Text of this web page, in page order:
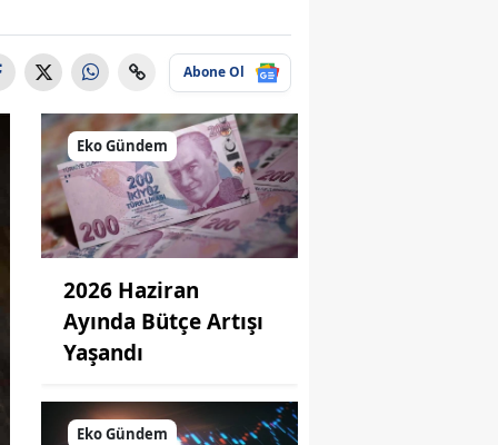
Abone Ol
Eko Gündem
2026 Haziran
Ayında Bütçe Artışı
Yaşandı
Eko Gündem